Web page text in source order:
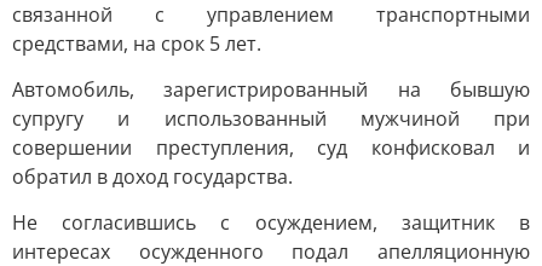
связанной с управлением транспортными
средствами, на срок 5 лет.
Автомобиль, зарегистрированный на бывшую
супругу и использованный мужчиной при
совершении преступления, суд конфисковал и
обратил в доход государства.
Не согласившись с осуждением, защитник в
интересах осужденного подал апелляционную